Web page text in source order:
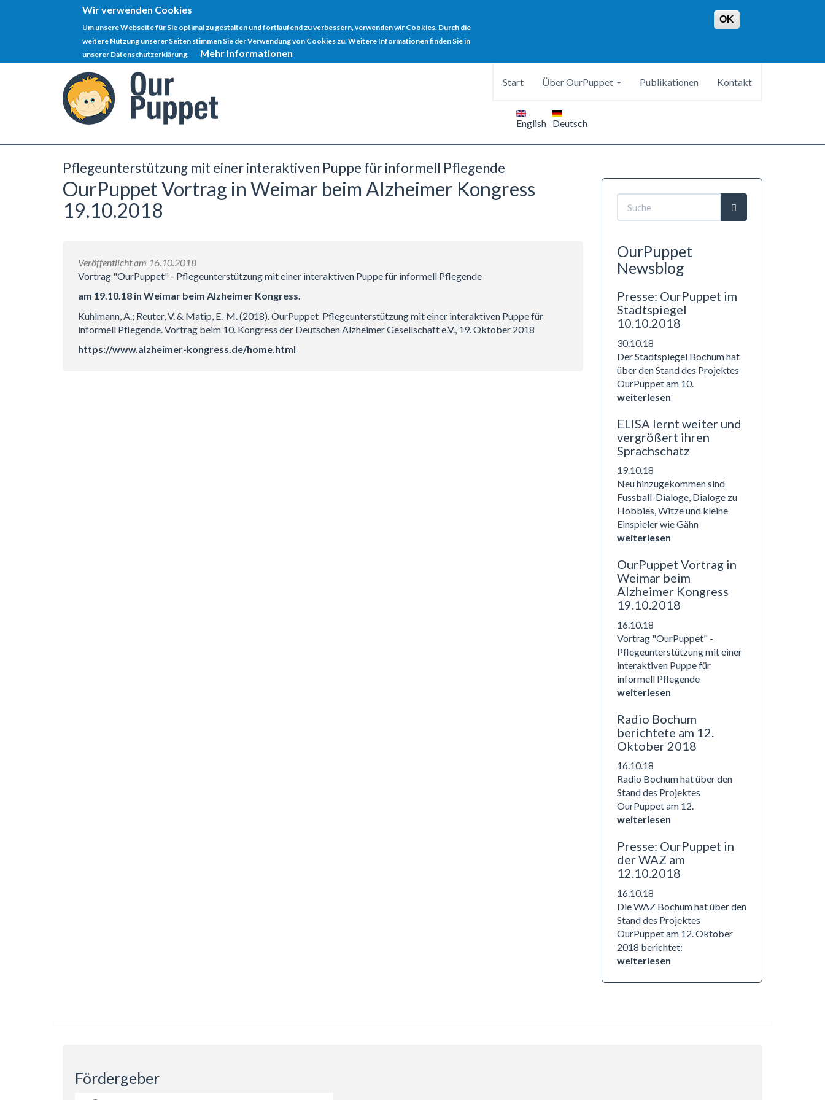
Wir verwenden Cookies
Um unsere Webseite für Sie optimal zu gestalten und fortlaufend zu verbessern, verwenden wir Cookies. Durch die
weitere Nutzung unserer Seiten stimmen Sie der Verwendung von Cookies zu. Weitere Informationen finden Sie in
unserer Datenschutzerklärung.
Mehr Informationen
OK
Start Über OurPuppet Publikationen Kontakt
English Deutsch
Pflegeunterstützung mit einer interaktiven Puppe für informell Pflegende
OurPuppet Vortrag in Weimar beim Alzheimer Kongress
19.10.2018
Veröffentlicht am 16.10.2018
Vortrag "OurPuppet" - Pflegeunterstützung mit einer interaktiven Puppe für informell Pflegende
am 19.10.18 in Weimar beim Alzheimer Kongress.
Kuhlmann, A.; Reuter, V. & Matip, E.-M. (2018). OurPuppet  Pflegeunterstützung mit einer interaktiven Puppe für
informell Pflegende. Vortrag beim 10. Kongress der Deutschen Alzheimer Gesellschaft e.V., 19. Oktober 2018
https://www.alzheimer-kongress.de/home.html
Suchformular
OurPuppet
Newsblog
Presse: OurPuppet im
Stadtspiegel
10.10.2018
30.10.18
Der Stadtspiegel Bochum hat
über den Stand des Projektes
OurPuppet am 10.
weiterlesen
ELISA lernt weiter und
vergrößert ihren
Sprachschatz
19.10.18
Neu hinzugekommen sind
Fussball-Dialoge, Dialoge zu
Hobbies, Witze und kleine
Einspieler wie Gähn
weiterlesen
OurPuppet Vortrag in
Weimar beim
Alzheimer Kongress
19.10.2018
16.10.18
Vortrag "OurPuppet" -
Pflegeunterstützung mit einer
interaktiven Puppe für
informell Pflegende
weiterlesen
Radio Bochum
berichtete am 12.
Oktober 2018
16.10.18
Radio Bochum hat über den
Stand des Projektes
OurPuppet am 12.
weiterlesen
Presse: OurPuppet in
der WAZ am
12.10.2018
16.10.18
Die WAZ Bochum hat über den
Stand des Projektes
OurPuppet am 12. Oktober
2018 berichtet:
weiterlesen
Fördergeber